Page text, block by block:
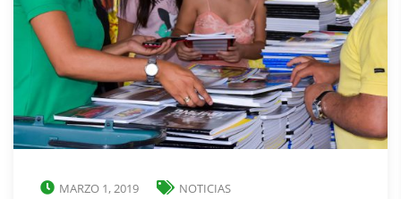
MARZO 1, 2019 NOTICIAS